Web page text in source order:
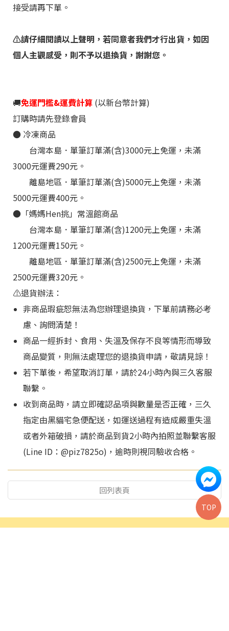
所買的東西，是不是能讓自己開心？
味旅香料跟市售的差異
Rex
Rex不能接受，他就是要弄到最好的！
香辛料何必要買那麼貴的？買超市的某牌就好了！
Rex
接受請再下單。
⚠️請仔細閱讀以上聲明，若同意者我們才行出貨，如因
個人主觀感受，則不予以退換貨，謝謝您。
🚚免運門檻&運費計算 (以新台幣計算)
訂購時請先登錄會員
● 冷凍商品
台灣本島．單筆訂單滿(含)3000元上免運，未滿
3000元運費290元。
離島地區 ． 單筆訂單滿(含)5000元上免運，未滿
5000元運費400元。
● 「媽媽Hen挑」 常溫館商品
台灣本島 ． 單筆訂單滿(含)1200元上免運，未滿
1200元運費150元。
離島地區 ． 單筆訂單滿(含)2500元上免運，未滿
2500元運費320元。
⚠️退貨辦法：
非商品瑕疵恕無法為您辦理退換貨，下單前請務必考
慮、詢問清楚！
商品一經拆封、食用、失溫及保存不良等情形而導致
商品變質，則無法處理您的退換貨申請，敬請見諒！
若下單後，希望取消訂單，請於24小時內與三久客服
聯繫。
收到商品時，請立即確認品項與數量是否正確，三久
指定由黑貓宅急便配送，如運送過程有造成嚴重失溫
或者外箱破損，請於商品到貨2小時內拍照並聯繫客服
(Line ID：@piz7825o)，逾時則視同驗收合格。
回列表頁
TOP